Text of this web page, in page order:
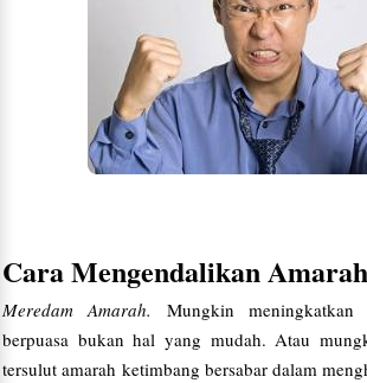
Cara Mengendalikan Amarah
Meredam Amarah. Mungkin
berpuasa bukan hal yang mudah. Atau
tersulut amarah ketimbang bersabar dalam